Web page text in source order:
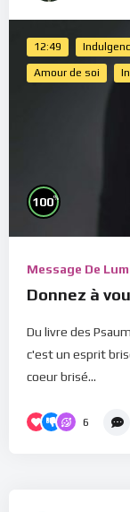
12:49
Amour de soi
100%
Message De
Donnez à
Du livre des
c'est un esprit
coeur brisé...
6